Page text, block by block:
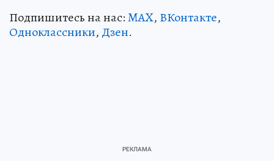
Подпишитесь на нас:MAX, ВКонтакте,
Одноклассники, Дзен.